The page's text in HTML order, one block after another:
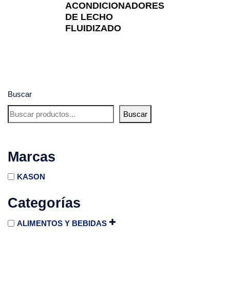
Buscar
Buscar
Marcas
KASON
Categorías
ALIMENTOS Y BEBIDAS
ACONDICIONADORES
DE LECHO
FLUIDIZADO